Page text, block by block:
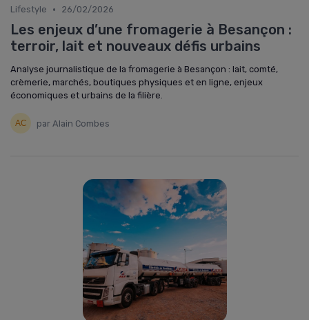
Lifestyle • 26/02/2026
Les enjeux d’une fromagerie à Besançon :
terroir, lait et nouveaux défis urbains
Analyse journalistique de la fromagerie à Besançon : lait, comté,
crèmerie, marchés, boutiques physiques et en ligne, enjeux
économiques et urbains de la filière.
par Alain Combes